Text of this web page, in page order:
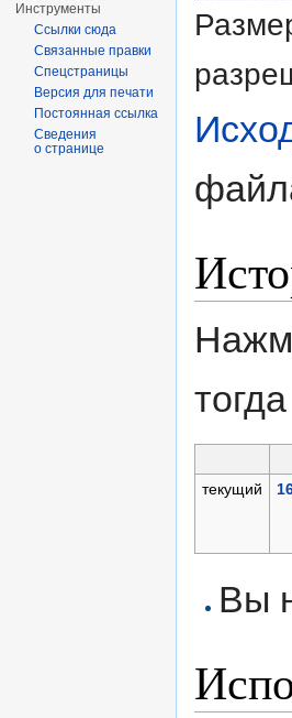
текущий
Вы
Инструменты
Ссылки сюда
Связанные правки
Спецстраницы
Версия для печати
Постоянная ссылка
Сведения
о странице